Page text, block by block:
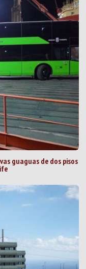
guaguas de dos pisos